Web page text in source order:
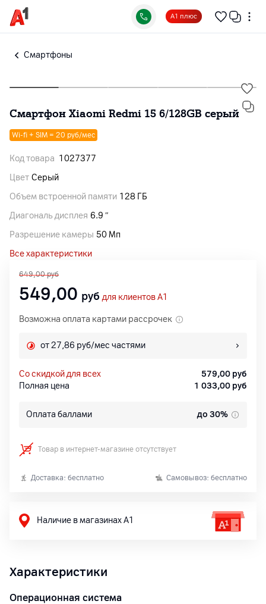
А1 плюс
Смартфоны
Смартфон Xiaomi Redmi 15 6/128GB серый
Wi-fi + SIM = 20 руб/мес
Код товара 1027377
Цвет Серый
Объем встроенной памяти 128 ГБ
Диагональ дисплея 6.9 ″
Разрешение камеры 50 Мп
Все характеристики
649,00 руб
549,00 руб для клиентов A1
Возможна оплата картами рассрочек
от 27,86 руб/мес частями
со скидкой для всех 579,00 руб
Полная цена
1 033,00 руб
Оплата баллами до 30%
Товар в интернет-магазине отсутствует
Доставка: бесплатно Самовывоз: бесплатно
Наличие в магазинах А1
Характеристики
Операционная система